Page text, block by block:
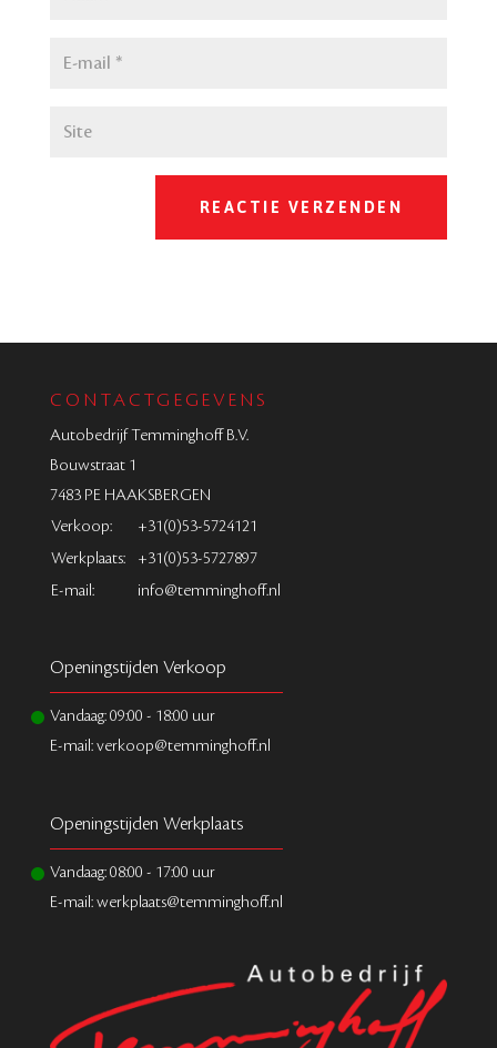
CONTACTGEGEVENS
Autobedrijf Temminghoff B.V.
Bouwstraat 1
7483 PE HAAKSBERGEN
Verkoop:
+31(0)53-5724121
Werkplaats:
+31(0)53-5727897
E-mail:
info@temminghoff.nl
Openingstijden Verkoop
Vandaag:09:00 - 18:00 uur
E-mail: verkoop@temminghoff.nl
Openingstijden Werkplaats
Vandaag:08:00 - 17:00 uur
E-mail: werkplaats@temminghoff.nl